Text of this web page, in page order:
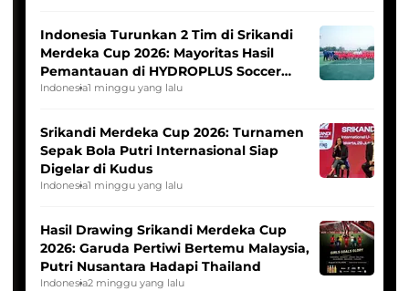
Indonesia Turunkan 2 Tim di Srikandi
Merdeka Cup 2026: Mayoritas Hasil
Pemantauan di HYDROPLUS Soccer
League
Indonesia1 minggu yang lalu
Srikandi Merdeka Cup 2026: Turnamen
Sepak Bola Putri Internasional Siap
Digelar di Kudus
Indonesia1 minggu yang lalu
Hasil Drawing Srikandi Merdeka Cup
2026: Garuda Pertiwi Bertemu Malaysia,
Putri Nusantara Hadapi Thailand
Indonesia2 minggu yang lalu